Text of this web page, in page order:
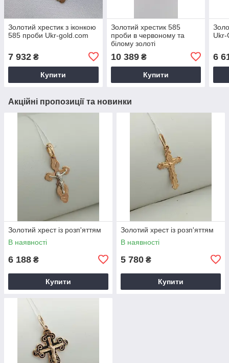
Золотий хрестик з іконкою
585 проби Ukr-gold.com
7 932 ₴
Купити
Золотий хрестик 585
проби в червоному та
білому золоті
10 389₴
Купити
Ukr-
6
Акційні пропозиції та новинки
Золотий хрест із розп'яттям
В наявності
6 188 ₴
Купити
Золотий хрест із розп'яттям
В наявності
5 780 ₴
Купити